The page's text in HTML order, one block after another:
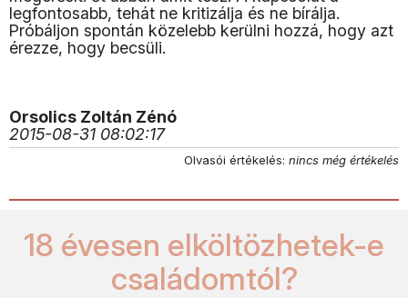
legfontosabb, tehát ne kritizálja és ne bírálja.
Próbáljon spontán közelebb kerülni hozzá, hogy azt
érezze, hogy becsüli.
Orsolics Zoltán Zénó
2015-08-31 08:02:17
Olvasói értékelés: nincs még értékelés
18 évesen elköltözhetek-e
családomtól?